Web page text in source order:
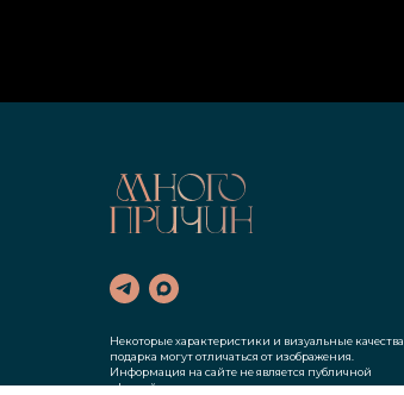
Некоторые характеристики и визуальные качества
подарка могут отличаться от изображения.
Информация на сайте не является публичной
офертой.